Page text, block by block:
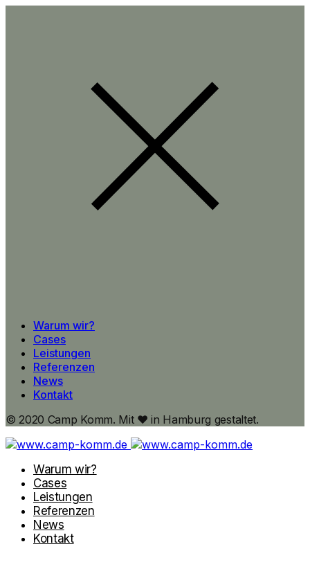
Warum wir?
Cases
Leistungen
Referenzen
News
Kontakt
© 2020 Camp Komm. Mit ♥ in Hamburg gestaltet.
Warum wir?
Cases
Leistungen
Referenzen
News
Kontakt